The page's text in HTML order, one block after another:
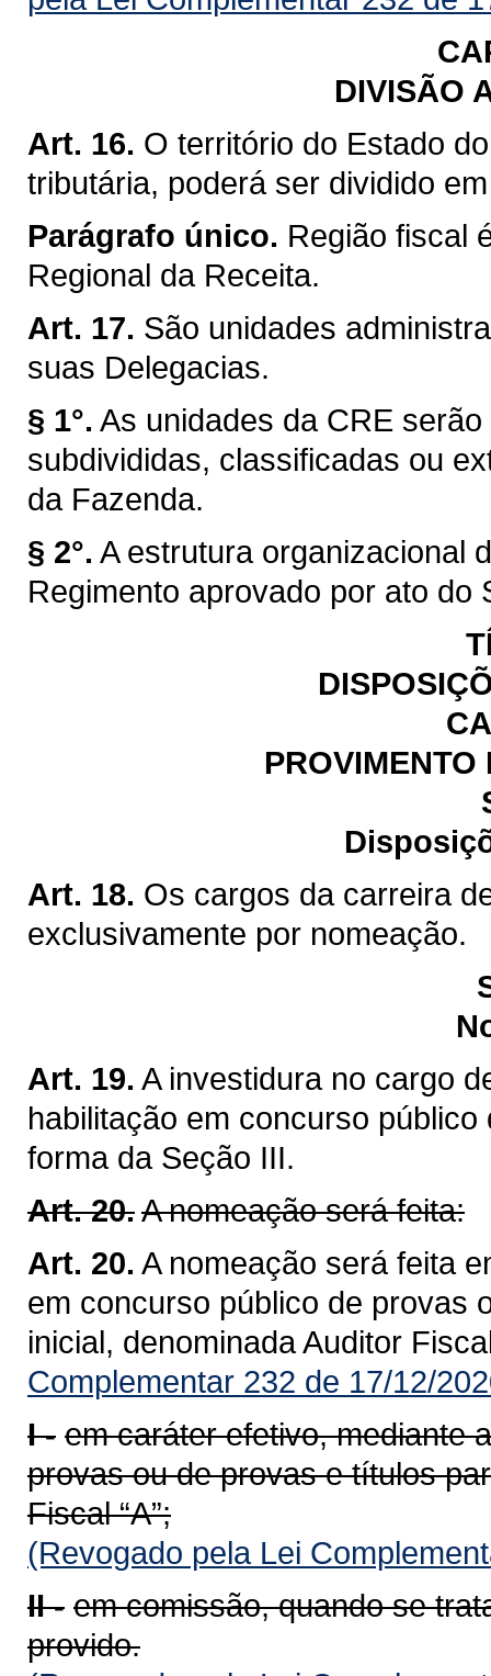
DIVISÃO
Art. 16. O território do Estado
tributária, poderá ser dividido
Parágrafo único. Região fiscal
Regional da Receita.
Art. 17. São unidades
suas Delegacias.
§ 1°. As unidades da CRE
subdivididas, classificadas ou
da Fazenda.
§ 2°. A estrutura organizacional
Regimento aprovado por ato
Art. 18. Os cargos da carreira
exclusivamente por nomeação.
Art. 19. A investidura no cargo
habilitação em concurso
forma da Seção III.
Art. 20.A nomeação será feita:
Art. 20. A nomeação será feita
em concurso público de provas
inicial, denominada Auditor
Complementar 232 de 17/12/
I - em caráter efetivo, mediante
provas ou de provas e títulos
Fiscal “A”;
(Revogado pela Lei
II - em comissão, quando se
provido.